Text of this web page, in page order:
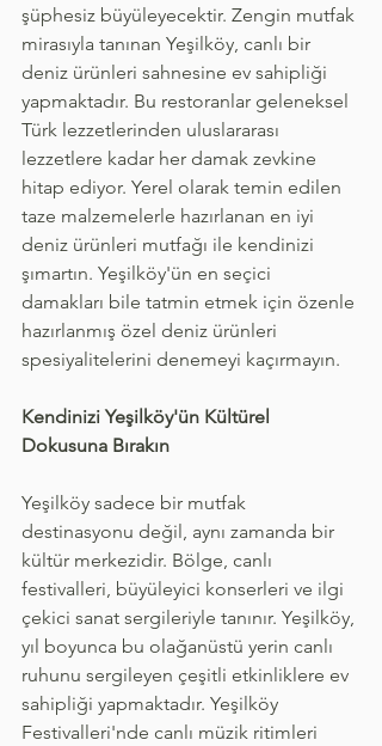
şüphesiz büyüleyecektir. Zengin mutfak
mirasıyla tanınan Yeşilköy, canlı bir
deniz ürünleri sahnesine ev sahipliği
yapmaktadır. Bu restoranlar geleneksel
Türk lezzetlerinden uluslararası
lezzetlere kadar her damak zevkine
hitap ediyor. Yerel olarak temin edilen
taze malzemelerle hazırlanan en iyi
deniz ürünleri mutfağı ile kendinizi
şımartın. Yeşilköy'ün en seçici
damakları bile tatmin etmek için özenle
hazırlanmış özel deniz ürünleri
spesiyalitelerini denemeyi kaçırmayın.
Kendinizi Yeşilköy'ün Kültürel
Dokusuna Bırakın
Yeşilköy sadece bir mutfak
destinasyonu değil, aynı zamanda bir
kültür merkezidir. Bölge, canlı
festivalleri, büyüleyici konserleri ve ilgi
çekici sanat sergileriyle tanınır. Yeşilköy,
yıl boyunca bu olağanüstü yerin canlı
ruhunu sergileyen çeşitli etkinliklere ev
sahipliği yapmaktadır. Yeşilköy
Festivalleri'nde canlı müzik ritimleri